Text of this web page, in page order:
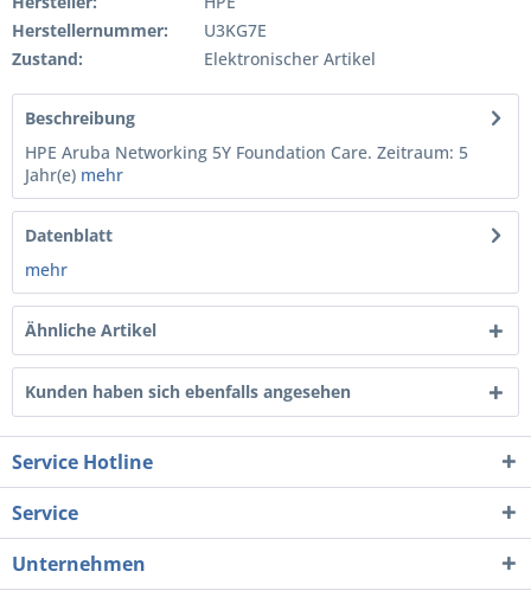
Herstellernummer:
U3KG7E
Zustand:
Elektronischer Artikel
Beschreibung
HPE Aruba Networking 5Y Foundation Care. Zeitraum: 5
Jahr(e) mehr
Datenblatt
mehr
Ähnliche Artikel
Kunden haben sich ebenfalls angesehen
Service Hotline
Service
Unternehmen